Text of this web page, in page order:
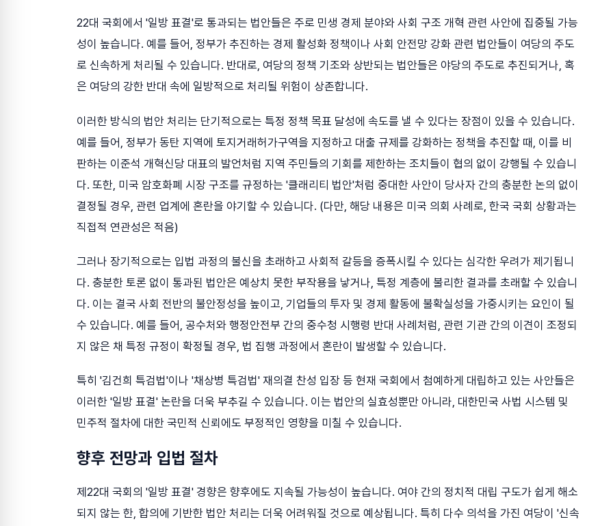
22대 국회에서 '일방 표결'로 통과되는 법안들은 주로 민생 경제 분야와 사회 구조 개혁 관련 사안에 집중될 가능
성이 높습니다. 예를 들어, 정부가 추진하는 경제 활성화 정책이나 사회 안전망 강화 관련 법안들이 여당의 주도
로 신속하게 처리될 수 있습니다. 반대로, 여당의 정책 기조와 상반되는 법안들은 야당의 주도로 추진되거나, 혹
은 여당의 강한 반대 속에 일방적으로 처리될 위험이 상존합니다.
이러한 방식의 법안 처리는 단기적으로는 특정 정책 목표 달성에 속도를 낼 수 있다는 장점이 있을 수 있습니다.
예를 들어, 정부가 동탄 지역에 토지거래허가구역을 지정하고 대출 규제를 강화하는 정책을 추진할 때, 이를 비
판하는 이준석 개혁신당 대표의 발언처럼 지역 주민들의 기회를 제한하는 조치들이 협의 없이 강행될 수 있습니
다. 또한, 미국 암호화폐 시장 구조를 규정하는 '클래리티 법안'처럼 중대한 사안이 당사자 간의 충분한 논의 없이
결정될 경우, 관련 업계에 혼란을 야기할 수 있습니다. (다만, 해당 내용은 미국 의회 사례로, 한국 국회 상황과는
직접적 연관성은 적음)
그러나 장기적으로는 입법 과정의 불신을 초래하고 사회적 갈등을 증폭시킬 수 있다는 심각한 우려가 제기됩니
다. 충분한 토론 없이 통과된 법안은 예상치 못한 부작용을 낳거나, 특정 계층에 불리한 결과를 초래할 수 있습니
다. 이는 결국 사회 전반의 불안정성을 높이고, 기업들의 투자 및 경제 활동에 불확실성을 가중시키는 요인이 될
수 있습니다. 예를 들어, 공수처와 행정안전부 간의 중수청 시행령 반대 사례처럼, 관련 기관 간의 이견이 조정되
지 않은 채 특정 규정이 확정될 경우, 법 집행 과정에서 혼란이 발생할 수 있습니다.
특히 '김건희 특검법'이나 '채상병 특검법' 재의결 찬성 입장 등 현재 국회에서 첨예하게 대립하고 있는 사안들은
이러한 '일방 표결' 논란을 더욱 부추길 수 있습니다. 이는 법안의 실효성뿐만 아니라, 대한민국 사법 시스템 및
민주적 절차에 대한 국민적 신뢰에도 부정적인 영향을 미칠 수 있습니다.
향후 전망과 입법 절차
제22대 국회의 '일방 표결' 경향은 향후에도 지속될 가능성이 높습니다. 여야 간의 정치적 대립 구도가 쉽게 해소
되지 않는 한, 합의에 기반한 법안 처리는 더욱 어려워질 것으로 예상됩니다. 특히 다수 의석을 가진 여당이 '신속